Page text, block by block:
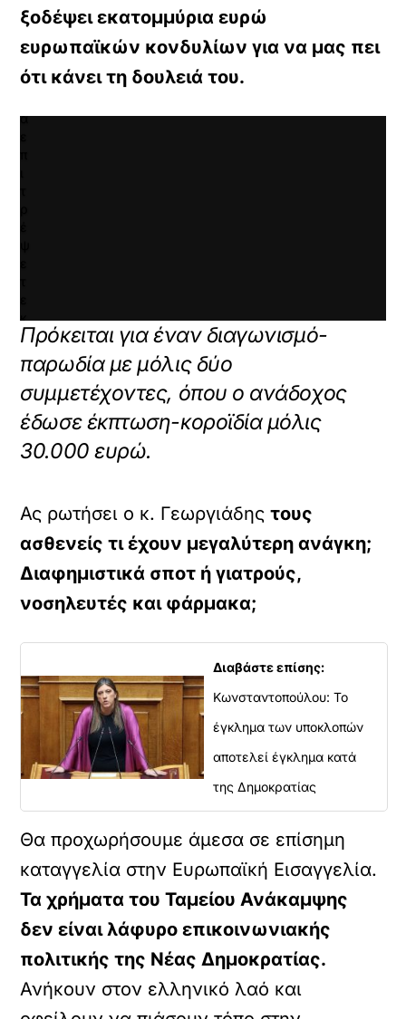
ξοδέψει εκατομμύρια ευρώ
ευρωπαϊκών κονδυλίων για να μας πει
ότι κάνει τη δουλειά του.
ι
κ
γ
α
α
α
ν
α
ο
ρ
τ
ε
ε
α
τ
τ
ε
ν
σ
α
ω
έ
ο
π
ρ
ε
χ
Πρόκειται για έναν διαγωνισμό-
παρωδία με μόλις δύο
συμμετέχοντες, όπου ο ανάδοχος
έδωσε έκπτωση-κοροϊδία μόλις
30.000 ευρώ.
Ας ρωτήσει ο κ. Γεωργιάδηςτους
ασθενείς τι έχουν μεγαλύτερη ανάγκη;
Διαφημιστικά σποτ ή γιατρούς,
νοσηλευτές και φάρμακα;
Διαβάστε επίσης:
Κωνσταντοπούλου: Το
έγκλημα των υποκλοπών
αποτελεί έγκλημα κατά
της Δημοκρατίας
Θα προχωρήσουμε άμεσα σε επίσημη
καταγγελία στην Ευρωπαϊκή Εισαγγελία.
Τα χρήματα του Ταμείου Ανάκαμψης
δεν είναι λάφυρο επικοινωνιακής
πολιτικής της Νέας Δημοκρατίας.
Ανήκουν στον ελληνικό λαό και